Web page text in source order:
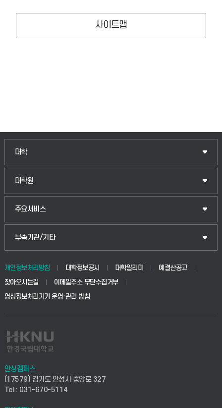
사이트맵
대학
인문융합공공인재학부
법경영학부
생명공학부
사회안전시스템공학부
컴퓨터응용수학부
대학원
일반대학원
산업대학원
공공정책대학원
교육대학원
주요서비스
입학안내
웹메일
학사시스템(전문학사 및 전공심화)
사이버캠퍼스(전문학사 및 전공심화)
시설바로처리서비스
연구실안전관리시스템
부속기관/기타
중앙도서관
학생생활관(안성)
산학협력단
취업지원센터
창업지원센터
개인정보처리방침 대학정보공시 대학알리미
예결산공고
찾아오시는길
이메일주소 무단수집거부
영상정보처리기기 운영·관리 방침
안성캠퍼스
(17579) 경기도 안성시 중앙로 327
Tel : 031-670-5114